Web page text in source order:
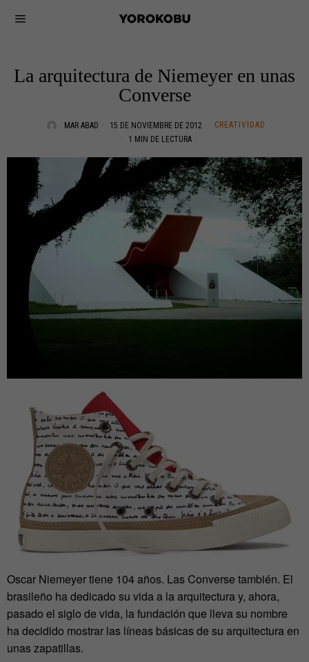
La arquitectura de Niemeyer en unas
Converse
MAR ABAD 15 DE NOVIEMBRE DE 2012
CREATIVIDAD
1 MIN DE LECTURA
Oscar Niemeyer tiene 104 años. Las Converse también. El
brasileño ha dedicado su vida a la arquitectura y, ahora,
pasado el siglo de vida, la fundación que lleva su nombre
ha decidido mostrar las líneas básicas de su arquitectura en
unas zapatillas.